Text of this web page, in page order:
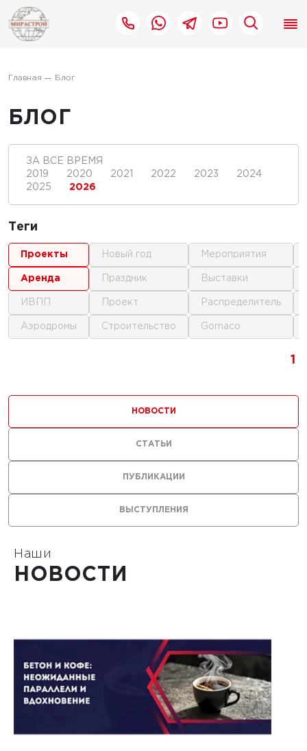
Главная Блог
БЛОГ
1
ВЫСТУПЛЕНИЯ
ПУБЛИКАЦИИ
НОВОСТИ
СТАТЬИ
ЗА ВСЕ ВРЕМЯ
2019
2020 2021 2022 2023
2024
2025
2026
Теги
проекты
аренда
ИВПП
аэродромы
новый год
праздник
проект
строительство
мероприятия
выставки
распределитель
gomaco
Наши
НОВОСТИ